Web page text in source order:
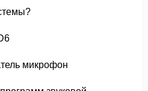
микрофон